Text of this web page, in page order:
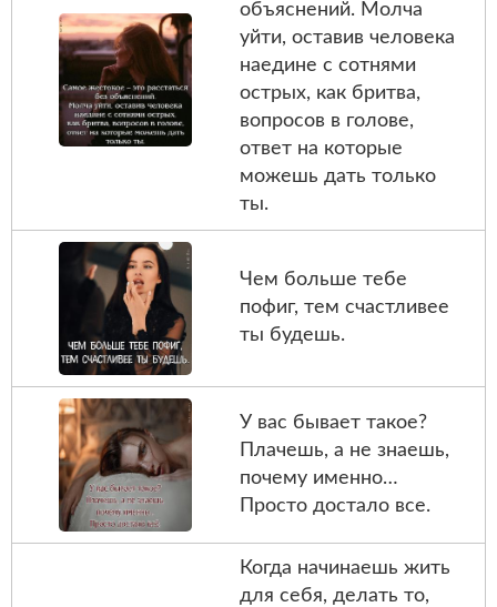
объяснений. Молча
уйти, оставив человека
наедине с сотнями
острых, как бритва,
вопросов в голове,
ответ на которые
можешь дать только
ты.
Чем больше тебе
пофиг, тем счастливее
ты будешь.
У вас бывает такое?
Плачешь, а не знаешь,
почему именно…
Просто достало все.
Когда начинаешь жить
для себя, делать то,